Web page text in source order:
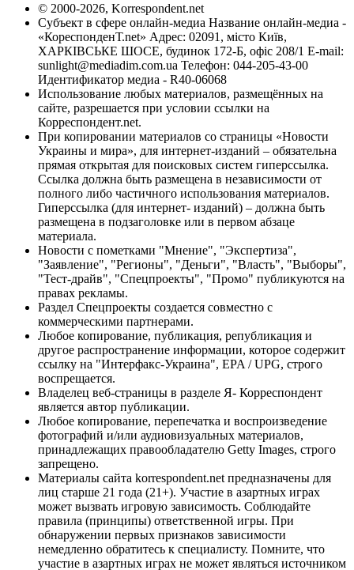
© 2000-2026, Korrespondent.net
Субъект в сфере онлайн-медиа Название онлайн-медиа -
«КореспонденТ.net» Адрес: 02091, місто Київ,
ХАРКІВСЬКЕ ШОСЕ, будинок 172-Б, офіс 208/1 E-mail:
sunlight@mediadim.com.ua Телефон: 044-205-43-00
Идентификатор медиа - R40-06068
Использование любых материалов, размещённых на
сайте, разрешается при условии ссылки на
Корреспондент.net.
При копировании материалов со страницы «Новости
Украины и мира», для интернет-изданий – обязательна
прямая открытая для поисковых систем гиперссылка.
Ссылка должна быть размещена в независимости от
полного либо частичного использования материалов.
Гиперссылка (для интернет- изданий) – должна быть
размещена в подзаголовке или в первом абзаце
материала.
Новости с пометками "Мнение", "Экспертиза",
"Заявление", "Регионы", "Деньги", "Власть", "Выборы",
"Тест-драйв", "Спецпроекты", "Промо" публикуются на
правах рекламы.
Раздел Спецпроекты создается совместно с
коммерческими партнерами.
Любое копирование, публикация, републикация и
другое распространение информации, которое содержит
ссылку на "Интерфакс-Украина", EPA / UPG, строго
воспрещается.
Владелец веб-страницы в разделе Я- Корреспондент
является автор публикации.
Любое копирование, перепечатка и воспроизведение
фотографий и/или аудиовизуальных материалов,
принадлежащих правообладателю Getty Images, строго
запрещено.
Материалы сайта korrespondent.net предназначены для
лиц старше 21 года (21+). Участие в азартных играх
может вызвать игровую зависимость. Соблюдайте
правила (принципы) ответственной игры. При
обнаружении первых признаков зависимости
немедленно обратитесь к специалисту. Помните, что
участие в азартных играх не может являться источником